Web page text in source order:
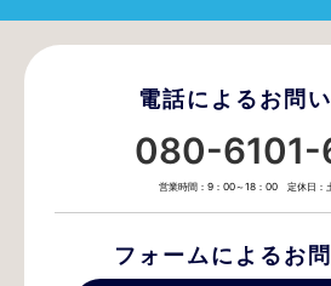
電話によるお問
080-6101-
営業時間：9：00～18：00 定休日：
フォームによるお